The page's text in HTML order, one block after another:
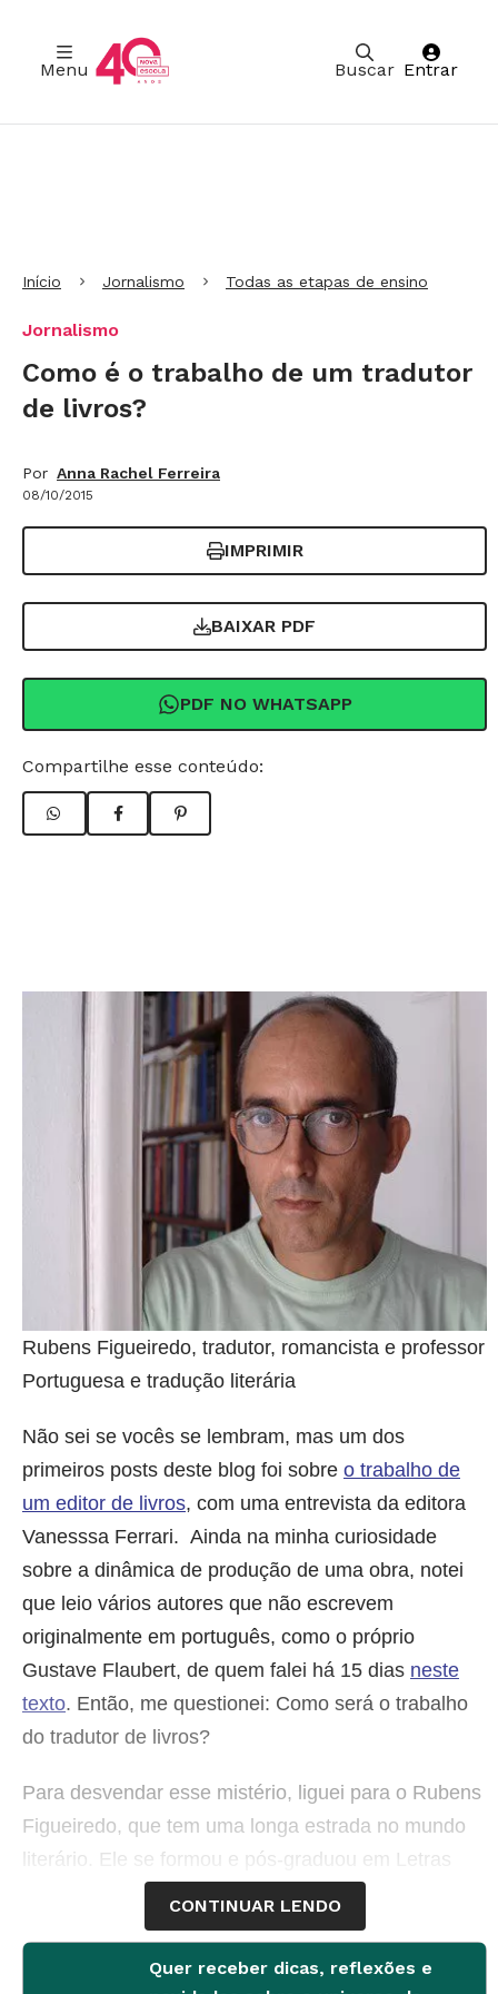
Buscar
Menu Entrar
Início Jornalismo Todas as etapas de ensino
Jornalismo
Como é o trabalho de um tradutor
de livros?
Por Anna Rachel Ferreira
08/10/2015
IMPRIMIR
BAIXAR PDF
PDF NO WHATSAPP
Compartilhe esse conteúdo:
Rubens Figueiredo, tradutor, romancista e professor
Portuguesa e tradução literária
Não sei se vocês se lembram, mas um dos
primeiros posts deste blog foi sobre o trabalho de
um editor de livros, com uma entrevista da editora
Vanesssa Ferrari. Ainda na minha curiosidade
sobre a dinâmica de produção de uma obra, notei
que leio vários autores que não escrevem
originalmente em português, como o próprio
Gustave Flaubert, de quem falei há 15 dias neste
texto. Então, me questionei: Como será o trabalho
do tradutor de livros?
Para desvendar esse mistério, liguei para o Rubens
Figueiredo, que tem uma longa estrada no mundo
literário. Ele se formou e pós-graduou em Letras
de Janeiro (UFRJ), deu aulas de Língua Portuguesa
na rede pública da capital carioca durante 25 anos,
CONTINUAR LENDO
Quer receber dicas, reflexões e